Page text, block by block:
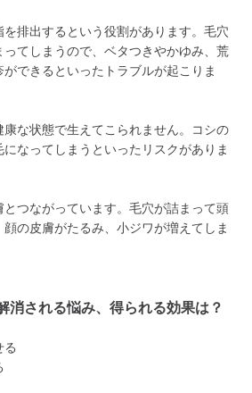
排出するという役割があります。毛穴
てしまうので、ベタつきやかゆみ、荒
できるといったトラブルが起こりま
な状態で生えてこられません。コシの
なってしまうといったリスクがありま
とつながっています。毛穴が詰まって頭
の皮膚がたるみ、小ジワが増えてしま
消される悩み、得られる効果は？
る